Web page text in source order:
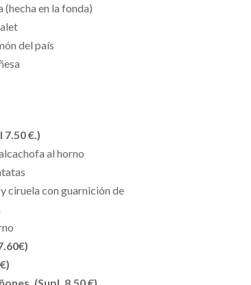
en la fonda)
del país
7.50 €.)
al horno
ciruela con guarnición de